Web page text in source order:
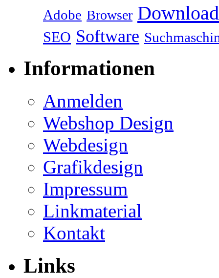
Adobe Browser Download
SEO Software
Informationen
Anmelden
Webshop Design
Webdesign
Grafikdesign
Impressum
Linkmaterial
Kontakt
Links